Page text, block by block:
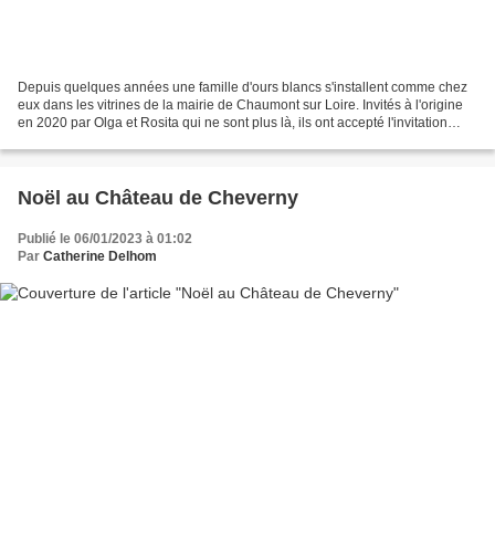
Depuis quelques années une famille d'ours blancs s'installent comme chez
eux dans les vitrines de la mairie de Chaumont sur Loire. Invités à l'origine
en 2020 par Olga et Rosita qui ne sont plus là, ils ont accepté l'invitation
Noël au Château de Cheverny
Publié le 06/01/2023 à 01:02
Par Catherine Delhom